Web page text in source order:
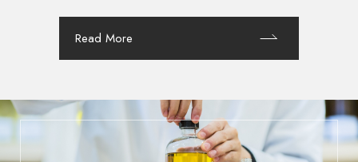
Read More